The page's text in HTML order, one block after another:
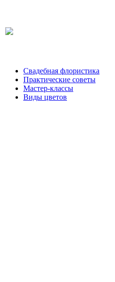
Свадебная флористика
Практические советы
Мастер-классы
Виды цветов